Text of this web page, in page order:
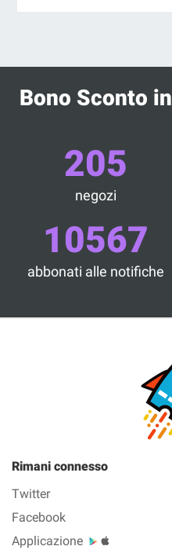
Bono Sconto
205
negozi
10567
abbonati alle notifiche
Rimani connesso
Twitter
Facebook
Applicazione